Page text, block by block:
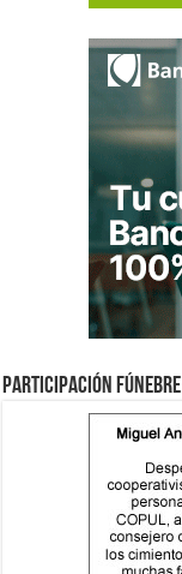
Participación fúnebre